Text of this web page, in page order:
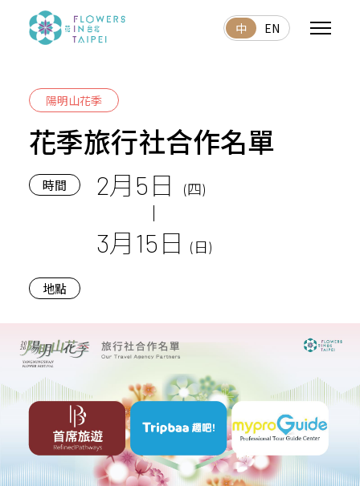
中 EN
陽明山花季
花季旅行社合作名單
時間 2月5日 (四)
3月15日 (日)
地點